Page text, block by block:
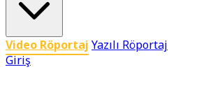
Video Röportaj Yazılı Röportaj
Giriş